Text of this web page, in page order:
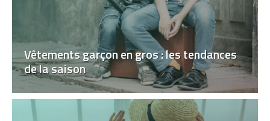
Vêtements garçon en gros : les tendances
de la saison